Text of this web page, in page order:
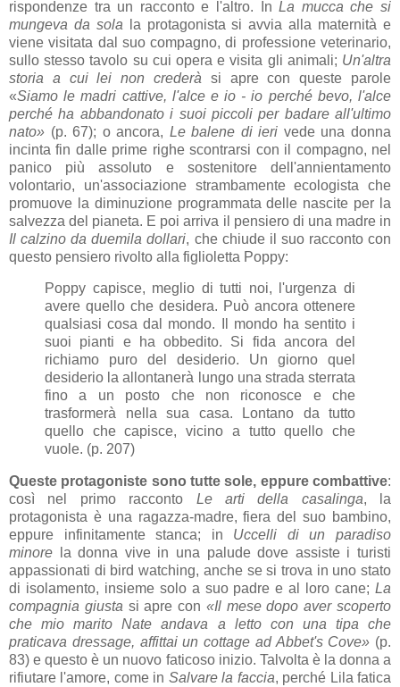
rispondenze tra un racconto e l'altro. InLa mucca che si
mungeva da sola
la protagonista si avvia alla maternità e
viene visitata dal suo compagno, di professione veterinario,
sullo stesso tavolo su cui opera e visita gli animali; Un'altra
storia a cui lei non crederà si apre con queste parole
«Siamo le madri cattive, l'alce e io - io perché bevo, l'alce
perché ha abbandonato i suoi piccoli per badare all'ultimo
nato» (p. 67); o ancora, Le balene di ieri vede una donna
incinta fin dalle prime righe scontrarsi con il compagno, nel
panico più assoluto e sostenitore dell'annientamento
volontario, un'associazione strambamente ecologista che
promuove la diminuzione programmata delle nascite per la
salvezza del pianeta. E poi arriva il pensiero di una madre in
Il calzino da duemila dollari, che chiude il suo racconto con
questo pensiero rivolto alla figlioletta Poppy:
Poppy capisce, meglio di tutti noi, l'urgenza di
avere quello che desidera. Può ancora ottenere
qualsiasi cosa dal mondo. Il mondo ha sentito i
suoi pianti e ha obbedito. Si fida ancora del
richiamo puro del desiderio. Un giorno quel
desiderio la allontanerà lungo una strada sterrata
fino a un posto che non riconosce e che
trasformerà nella sua casa. Lontano da tutto
quello che capisce, vicino a tutto quello che
vuole. (p. 207)
Queste protagoniste sono tutte sole, eppure combattive:
così nel primo racconto Le arti della casalinga, la
protagonista è una ragazza-madre, fiera del suo bambino,
eppure infinitamente stanca; in Uccelli di un paradiso
minore la donna vive in una palude dove assiste i turisti
appassionati di bird watching, anche se si trova in uno stato
di isolamento, insieme solo a suo padre e al loro cane; La
compagnia giusta si apre con «Il mese dopo aver scoperto
che mio marito Nate andava a letto con una tipa che
praticava dressage, affittai un cottage ad Abbet's Cove» (p.
83) e questo è un nuovo faticoso inizio. Talvolta è la donna a
rifiutare l'amore, come in Salvare la faccia, perché Lila fatica